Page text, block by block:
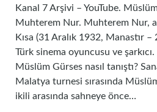
Kanal 7 Arşivi – YouTube.
Muhterem Nur. Muhterem Nur,
Kısa (31 Aralık 1932, Manastır
Türk sinema oyuncusu ve
Müslüm Gürses nasıl tanıştı?
Malatya turnesi sırasında
ikili arasında sahneye önce…